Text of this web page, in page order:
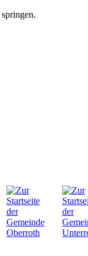
springen.